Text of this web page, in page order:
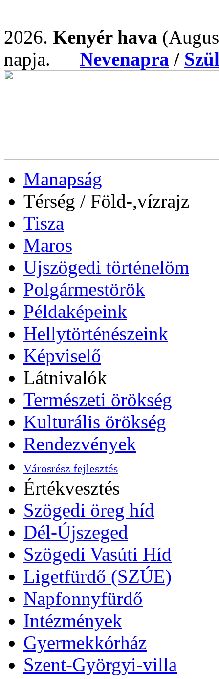
2026. Kenyér hava
napja. Nevenapra /
Manapság
Térség / Föld-,vízrajz
Tisza
Maros
Ujszögedi történelöm
Polgármestörök
Példaképeink
Hellytörténészeink
Képviselő
Látnivalók
Természeti örökség
Kulturális örökség
Rendezvények
Városrész fejlesztés
Értékvesztés
Szögedi öreg híd
Dél-Újszeged
Szögedi Vasúti Híd
Ligetfürdő (SZÚE)
Napfonnyfürdő
Intézmények
Gyermekkórház
Szent-Györgyi-villa